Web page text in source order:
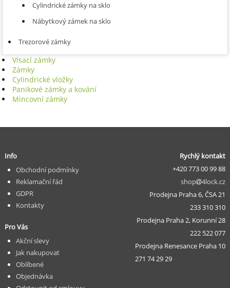
Cylindrické zámky na sklo
Nábytkový zámek na sklo
Trezorové zámky
Visací zámky
Zámky
Cylindrické vložky
Panikové zámky a kování
Mincovní zámky
Rychlý kontakt
+420 773 00 99 88
shop
4lock.cz
Prodejna Praha 6, ČSA 21
233 310 310
Prodejna Praha 2, Korunní 28
222 522 077
Prodejna Renesance Praha 10
271 74 29 29
Info
Obchodní podmínky
Reklamační řád
GDPR
Kontakty
Pro Vás
Akční slevy
Jak nakupovat
Oblíbené
Objednávka